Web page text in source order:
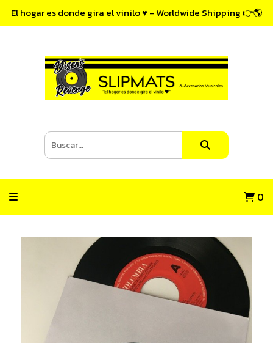
El hogar es donde gira el vinilo ♥ - Worldwide Shipping 👉🌎
0